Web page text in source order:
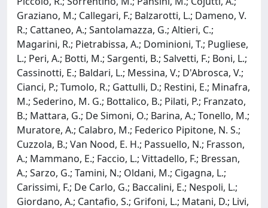
Graziano, M.; Callegari, F.; Balzarotti, L.; Dameno, V.
R.; Cattaneo, A.; Santolamazza, G.; Altieri, C.;
Magarini, R.; Pietrabissa, A.; Dominioni, T.; Pugliese,
L.; Peri, A.; Botti, M.; Sargenti, B.; Salvetti, F.; Boni, L.;
Cassinotti, E.; Baldari, L.; Messina, V.; D'Abrosca, V.;
Cianci, P.; Tumolo, R.; Gattulli, D.; Restini, E.; Minafra,
M.; Sederino, M. G.; Bottalico, B.; Pilati, P.; Franzato,
B.; Mattara, G.; De Simoni, O.; Barina, A.; Tonello, M.;
Muratore, A.; Calabro, M.; Federico Pipitone, N. S.;
Cuzzola, B.; Van Nood, E. H.; Passuello, N.; Frasson,
A.; Mammano, E.; Faccio, L.; Vittadello, F.; Bressan,
A.; Sarzo, G.; Tamini, N.; Oldani, M.; Cigagna, L.;
Carissimi, F.; De Carlo, G.; Baccalini, E.; Nespoli, L.;
Giordano, A.; Cantafio, S.; Grifoni, L.; Matani, D.; Livi,